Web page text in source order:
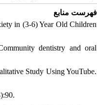
فهرست منابع
in (3-6) Year Old Children
dentistry and oral
Study Using YouTube.